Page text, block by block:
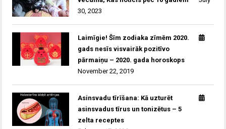
30, 2023
Laimīgie! Šīm zodiaka zīmēm 2020.
gads nesīs visvairāk pozitīvo
pārmaiņu – 2020. gada horoskops
November 22, 2019
Asinsvadu tīrīšana: Kā uzturēt
asinsvadus tīrus un tonizētus – 5
zelta receptes